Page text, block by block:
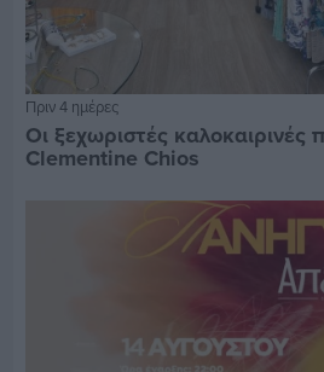
Πριν 4 ημέρες
Οι ξεχωριστές καλοκαιρινές
Clementine Chios